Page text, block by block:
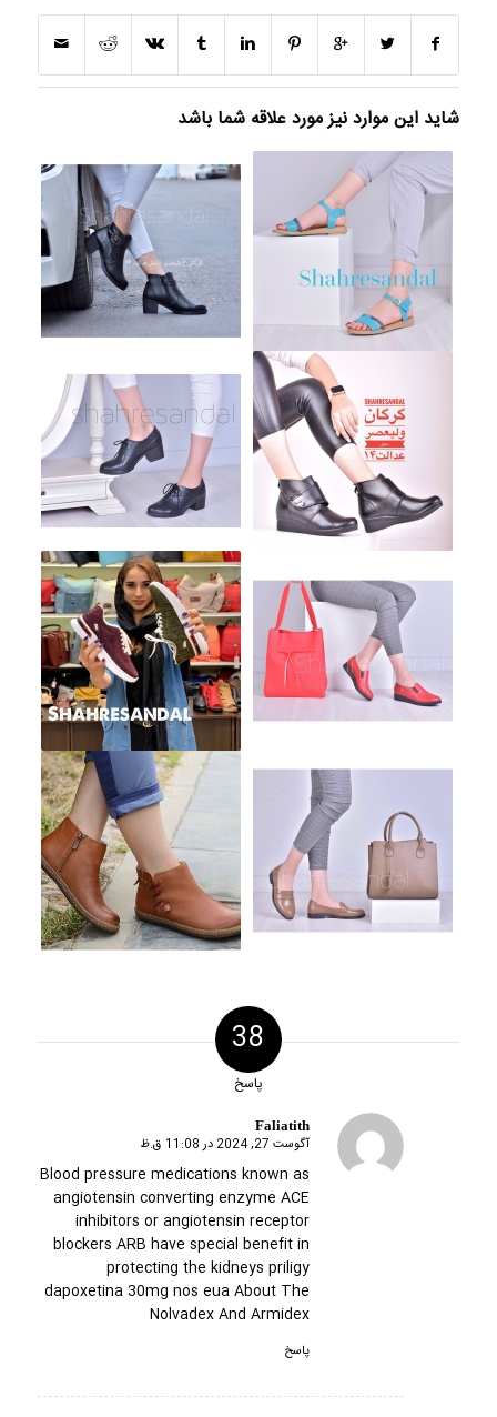
شاید این موارد نیز مورد علاقه شما باشد
38
پاسخ
Faliatith
گفته:
آگوست 27, 2024 در 11:08 ق.ظ
Blood pressure medications known as
angiotensin converting enzyme ACE
inhibitors or angiotensin receptor
blockers ARB have special benefit in
protecting the kidneyspriligy
dapoxetina 30mg nos euaAbout The
Nolvadex And Armidex
پاسخ